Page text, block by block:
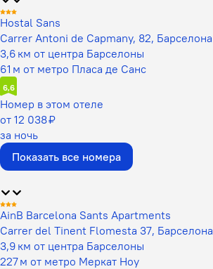
Hostal Sans
Carrer Antoni de Capmany, 82, Барселона
3,6 км от центра Барселоны
61 м от метро Пласа де Санс
6,6
Номер в этом отеле
от 12 038 ₽
за ночь
Показать все номера
AinB Barcelona Sants Apartments
Carrer del Tinent Flomesta 37, Барселона
3,9 км от центра Барселоны
227 м от метро Меркат Ноу